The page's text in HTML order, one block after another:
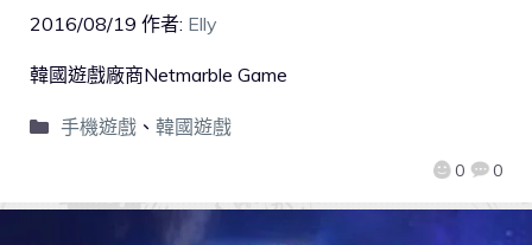
2016/08/19 作者: Elly
0 0
韓國遊戲廠商Netmarble Game
手機遊戲、 韓國遊戲